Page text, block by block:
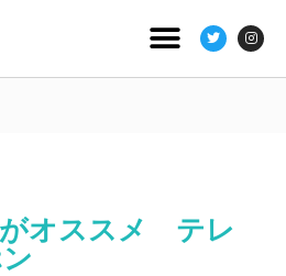
がオススメ テレ